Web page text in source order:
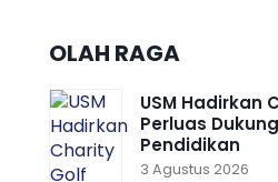
OLAH RAGA
USM Hadirkan
Perluas
Pendidikan
3 Agustus 2026